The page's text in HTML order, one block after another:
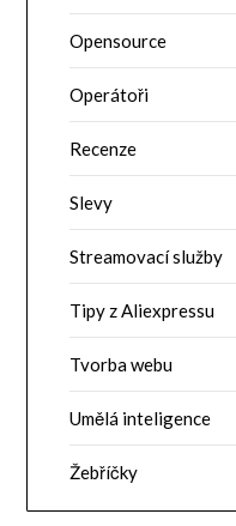
Opensource
Operátoři
Recenze
Slevy
Streamovací služby
Tipy z Aliexpressu
Tvorba webu
Umělá inteligence
Žebříčky